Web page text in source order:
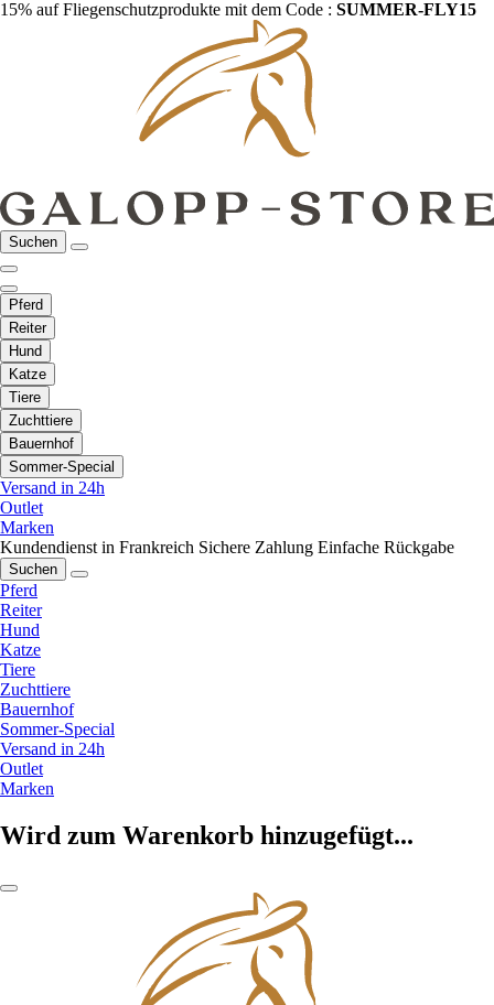
15% auf Fliegenschutzprodukte mit dem Code : SUMMER-FLY15
Suchen
Pferd
Reiter
Hund
Katze
Tiere
Zuchttiere
Bauernhof
Sommer-Special
Versand in 24h
Outlet
Marken
Kundendienst in Frankreich Sichere Zahlung Einfache Rückgabe
Suchen
Pferd
Reiter
Hund
Katze
Tiere
Zuchttiere
Bauernhof
Sommer-Special
Versand in 24h
Outlet
Marken
Wird zum Warenkorb hinzugefügt...